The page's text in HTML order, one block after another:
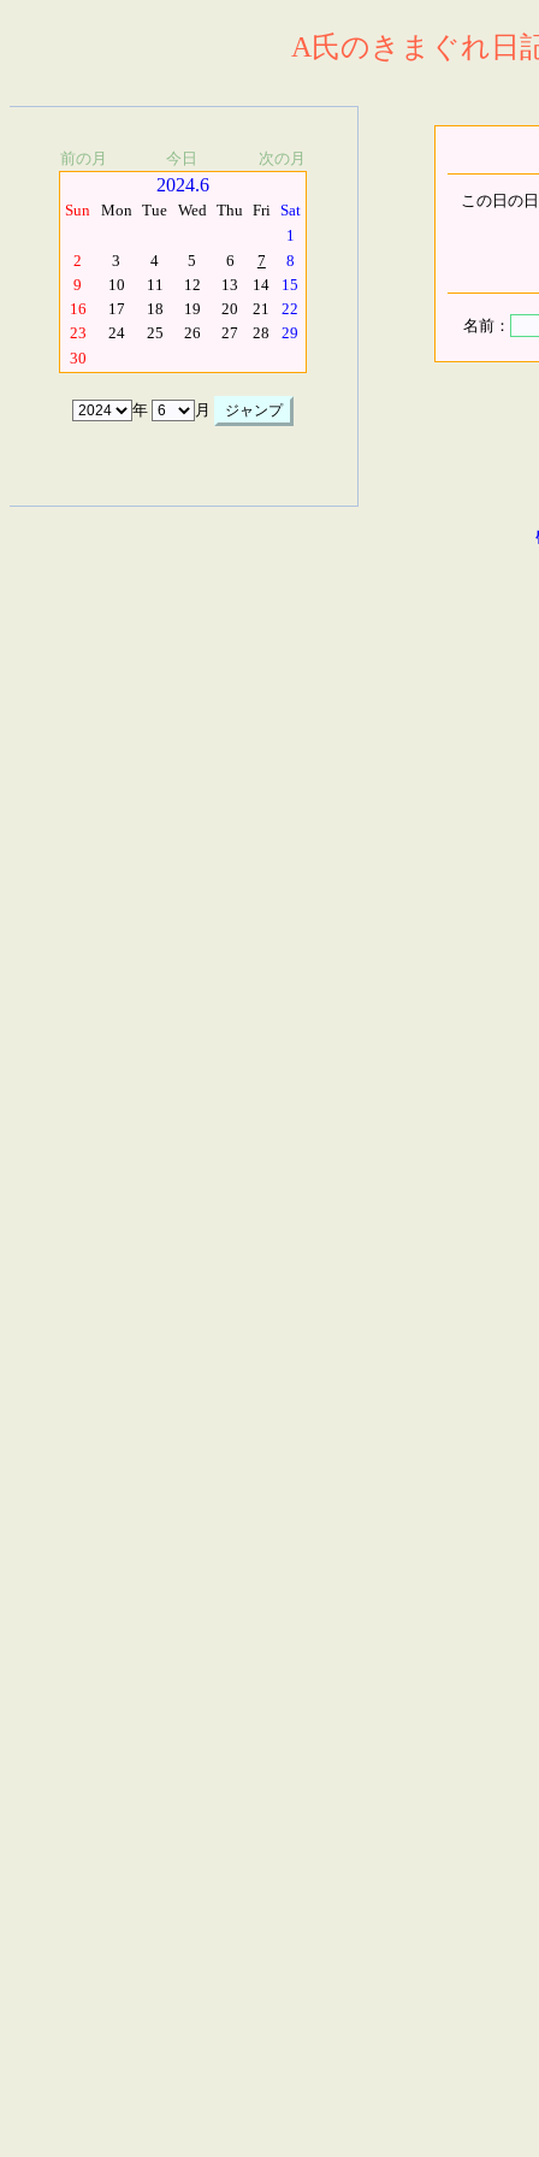
A氏のきまぐれ日
前の月 今日 次の月
2024.6
Sun Mon Tue Wed Thu Fri Sat
1
2
3 4 5 6 7
8
9
10 11 12 13 14
15
16
17 18 19 20 21
22
23
24 25 26 27 28
29
30
年 月
この日の
名前：